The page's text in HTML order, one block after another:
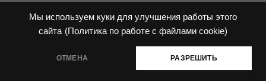
Мы используем куки для улучшения работы этого
сайта (Политика по работе с файлами cookie)
ОТМЕНА РАЗРЕШИТЬ
Политика конфиденциальности Публичная
оферта